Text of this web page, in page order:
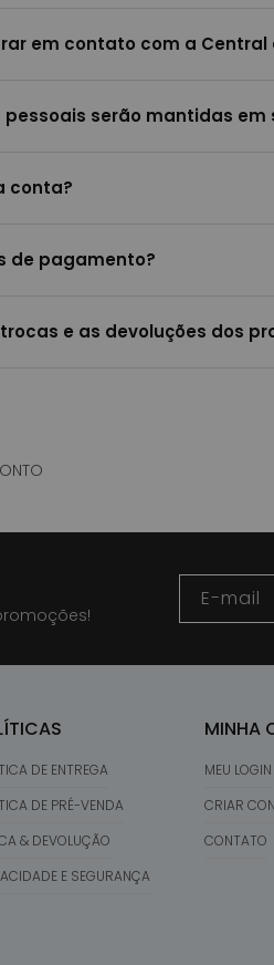
em contato com a Central
pessoais serão mantidas em
conta?
de pagamento?
e as devoluções dos
E-mail
DE ENTREGA
DE PRÉ-VENDA
& DEVOLUÇÃO
E SEGURANÇA
MINHA
MEU LOGIN
CRIAR
CONTATO